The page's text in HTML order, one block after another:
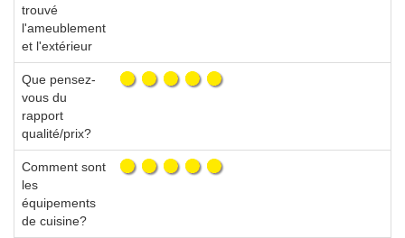
trouvé
l'ameublement
et l'extérieur
Que pensez-
vous du
rapport
qualité/prix?
Comment sont
les
équipements
de cuisine?